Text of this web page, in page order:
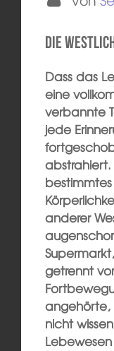
Die
Dass das
eine
verbannte
jede
abstrahiert.
anderer
getrennt
angehörte,
nicht
Lebewesen